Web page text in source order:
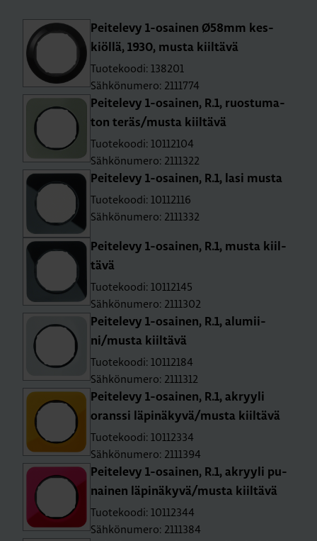
Pei­te­le­vy 1-osai­nen Ø58mm kes­
kiöl­lä, 1930, musta kiil­tä­vä
Tuotekoodi: 138201
Sähkönumero: 2111774
Pei­te­le­vy 1-osai­nen, R.1, ruos­tu­ma­
ton teräs/musta kiil­tä­vä
Tuotekoodi: 10112104
Sähkönumero: 2111322
Pei­te­le­vy 1-osai­nen, R.1, lasi musta
Tuotekoodi: 10112116
Sähkönumero: 2111332
Pei­te­le­vy 1-osai­nen, R.1, musta kiil­
tä­vä
Tuotekoodi: 10112145
Sähkönumero: 2111302
Pei­te­le­vy 1-osai­nen, R.1, alu­mii­
ni/musta kiil­tä­vä
Tuotekoodi: 10112184
Sähkönumero: 2111312
Pei­te­le­vy 1-osai­nen, R.1, ak­ryy­li
orans­si lä­pi­nä­ky­vä/musta kiil­tä­vä
Tuotekoodi: 10112334
Sähkönumero: 2111394
Pei­te­le­vy 1-osai­nen, R.1, ak­ryy­li pu­
nai­nen lä­pi­nä­ky­vä/musta kiil­tä­vä
Tuotekoodi: 10112344
Sähkönumero: 2111384